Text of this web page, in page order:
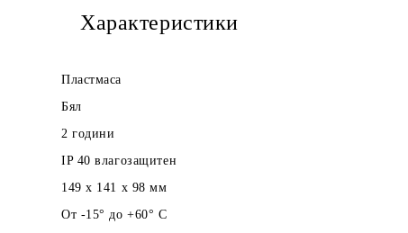
Характеристики
Пластмаса
Бял
2 години
IP 40 влагозащитен
149 x 141 x 98мм
От -15° до +60° C